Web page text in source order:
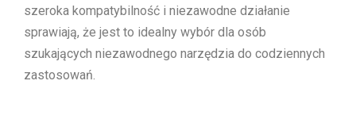
szeroka kompatybilność i niezawodne działanie
sprawiają, że jest to idealny wybór dla osób
szukających niezawodnego narzędzia do codziennych
zastosowań.